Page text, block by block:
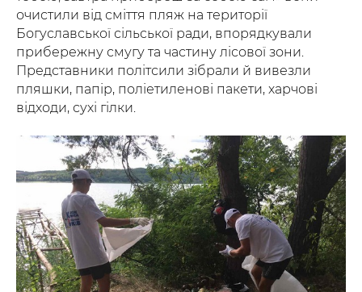
очистили від сміття пляж на території
Богуславської сільської ради, впорядкували
прибережну смугу та частину лісової зони.
Представники політсили зібрали й вивезли
пляшки, папір, поліетиленові пакети, харчові
відходи, сухі гілки.